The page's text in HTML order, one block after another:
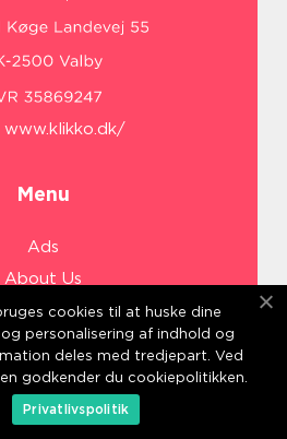
www.klikko.dk/
Menu
Ads
About Us
Cookies
Contact
Sitemap
cookies til at huske dine
personalisering af indhold og
deles med tredjepart. Ved
godkender du cookiepolitikken.
Privatlivspolitik